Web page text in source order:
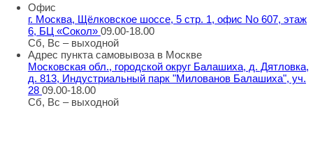
Офис
г. Москва, Щёлковское шоссе, 5 стр. 1, офис No 607, этаж
6, БЦ «Сокол» 09.00-18.00
Сб, Вс – выходной
Адрес пункта самовывоза в Москве
Московская обл., городской округ Балашиха, д. Дятловка,
д. 813, Индустриальный парк "Милованов Балашиха", уч.
28 09.00-18.00
Сб, Вс – выходной